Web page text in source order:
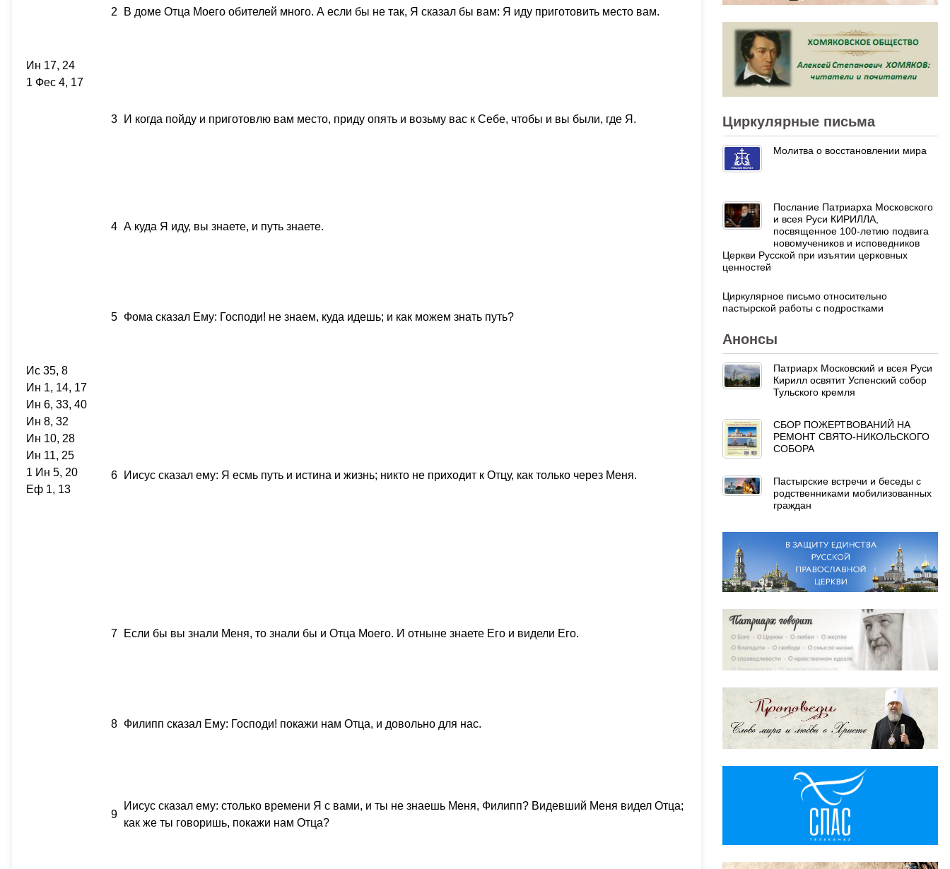
2 В доме Отца Моего обителей много. А если бы не так, Я сказал бы вам: Я иду приготовить место вам.
Ин 17, 24
1 Фес 4, 17
3 И когда пойду и приготовлю вам место, приду опять и возьму вас к Себе, чтобы и вы были, где Я.
4 А куда Я иду, вы знаете, и путь знаете.
5 Фома сказал Ему: Господи! не знаем, куда идешь; и как можем знать путь?
Ис 35, 8
Ин 1, 14, 17
Ин 6, 33, 40
Ин 8, 32
Ин 10, 28
Ин 11, 25
1 Ин 5, 20
Еф 1, 13
6 Иисус сказал ему: Я есмь путь и истина и жизнь; никто не приходит к Отцу, как только через Меня.
7 Если бы вы знали Меня, то знали бы и Отца Моего. И отныне знаете Его и видели Его.
8 Филипп сказал Ему: Господи! покажи нам Отца, и довольно для нас.
9
Иисус сказал ему: столько времени Я с вами, и ты не знаешь Меня, Филипп? Видевший Меня видел Отца;
как же ты говоришь, покажи нам Отца?
Циркулярные письма
Молитва о восстановлении мира
Послание Патриарха Московского
и всея Руси КИРИЛЛА,
посвященное 100-летию подвига
новомучеников и исповедников
Церкви Русской при изъятии церковных
ценностей
Циркулярное письмо относительно
пастырской работы с подростками
Анонсы
Патриарх Московский и всея Руси
Кирилл освятит Успенский собор
Тульского кремля
СБОР ПОЖЕРТВОВАНИЙ НА
РЕМОНТ СВЯТО-НИКОЛЬСКОГО
СОБОРА
Пастырские встречи и беседы с
родственниками мобилизованных
граждан